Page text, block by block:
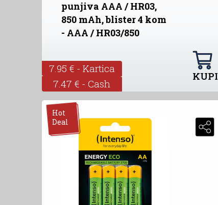
punjiva AAA / HR03,
850 mAh, blister 4 kom
- AAA / HR03/850
7.95 € - Kartica
7.47 € - Cash
KUPI
Hot
Deal